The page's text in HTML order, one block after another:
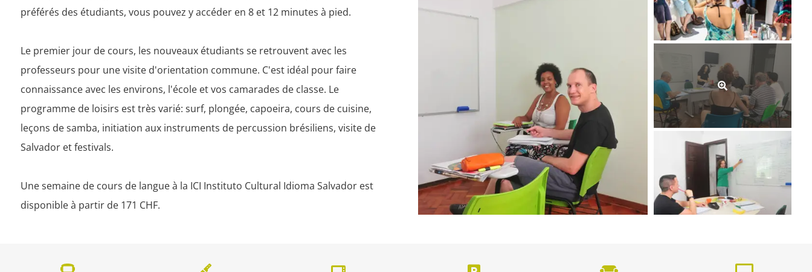
préférés des étudiants, vous pouvez y accéder en 8 et 12 minutes à pied.
Le premier jour de cours, les nouveaux étudiants se retrouvent avec les
professeurs pour une visite d'orientation commune. C'est idéal pour faire
connaissance avec les environs, l'école et vos camarades de classe. Le
programme de loisirs est très varié: surf, plongée, capoeira, cours de cuisine,
leçons de samba, initiation aux instruments de percussion brésiliens, visite de
Salvador et festivals.
Une semaine de cours de langue à la ICI Instituto Cultural Idioma Salvador est
disponible à partir de 171 CHF.